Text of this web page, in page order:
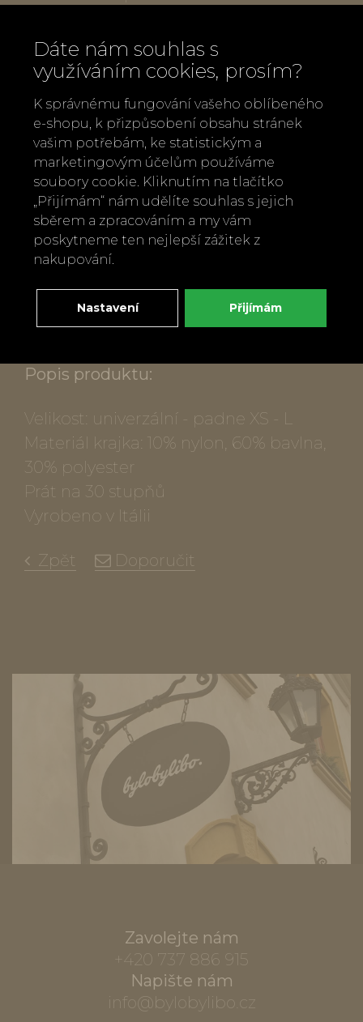
Chez Moi je italská módní značka se
sídlem v Emilia Romagna, v italské
textilní oblasti par excellence. Krása,
čistota, elegance, italské řemeslné
techniky, moderní duch. Tato značka se
vyznačuje využitím přírodních tkanin a
krajek. Chez Moi je rafinovaně přitažlivá,
a díky této přitažlivosti je zcela
nezaměnitelná a jedinečná. Vedle
nalezneme také veškeré doplňky
bytového textilu.
Popis produktu:
Velikost: univerzální - padne XS - L
Materiál krajka: 10% nylon, 60% bavlna,
30% polyester
Prát na 30 stupňů
Vyrobeno v Itálii
Zpět Doporučit
Zavolejte nám
+420 737 886 915
Napište nám
info@bylobylibo.cz
Dáte nám souhlas s
využíváním cookies, prosím?
K správnému fungování vašeho oblíbeného
e-shopu, k přizpůsobení obsahu stránek
vašim potřebám, ke statistickým a
marketingovým účelům používáme
soubory cookie. Kliknutím na tlačítko
„Přijímám“ nám udělíte souhlas s jejich
sběrem a zpracováním a my vám
poskytneme ten nejlepší zážitek z
nakupování.
Nastavení Přijímám